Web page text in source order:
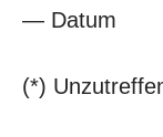
— Datum
(*)